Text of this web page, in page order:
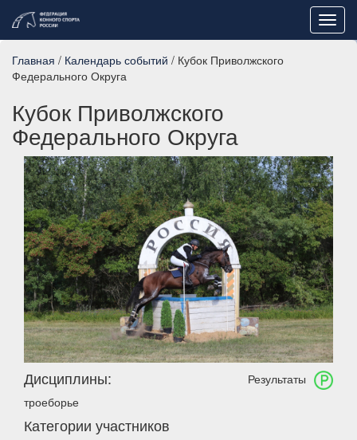
Главная / Календарь событий / Кубок Приволжского
Федерального Округа
Кубок Приволжского
Федерального Округа
Результаты
Дисциплины:
троеборье
Категории участников